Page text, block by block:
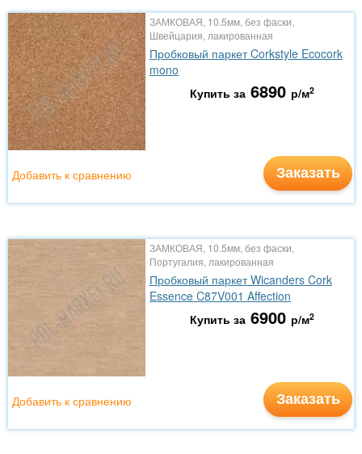
ЗАМКОВАЯ, 10.5мм, без фаски,
Швейцария, лакированная
Пробковый паркет Corkstyle Ecocork
mono
Купить за 6890 р/м2
Заказать
Добавить к сравнению
ЗАМКОВАЯ, 10.5мм, без фаски,
Португалия, лакированная
Пробковый паркет Wicanders Cork
Essence C87V001 Affection
Купить за 6900 р/м2
Заказать
Добавить к сравнению